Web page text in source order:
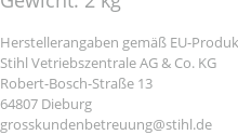
Herstellerangaben gemäß EU-
Stihl Vetriebszentrale AG & Co. KG
Robert-Bosch-Straße 13
64807 Dieburg
grosskundenbetreuung@stihl.de